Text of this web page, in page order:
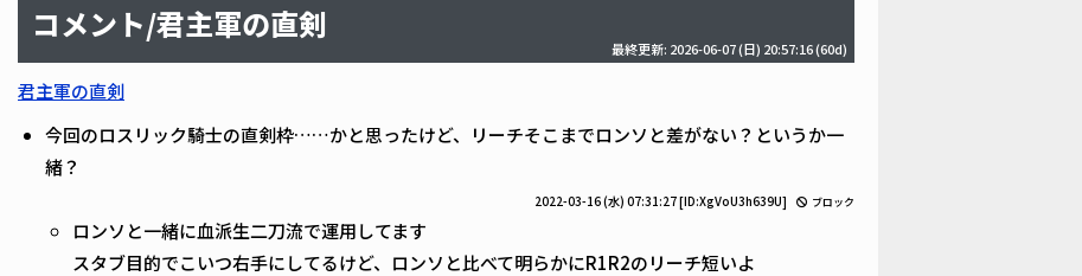
コメント/君主軍の直剣
最終更新: 2026-06-07 (日) 20:57:16(60d)
君主軍の直剣
今回のロスリック騎士の直剣枠……かと思ったけど、リーチそこまでロンソと差がない？というか一
緒？
2022-03-16 (水) 07:31:27[ID:XgVoU3h639U] ブロック
ロンソと一緒に血派生二刀流で運用してます
スタブ目的でこいつ右手にしてるけど、ロンソと比べて明らかにR1R2のリーチ短いよ